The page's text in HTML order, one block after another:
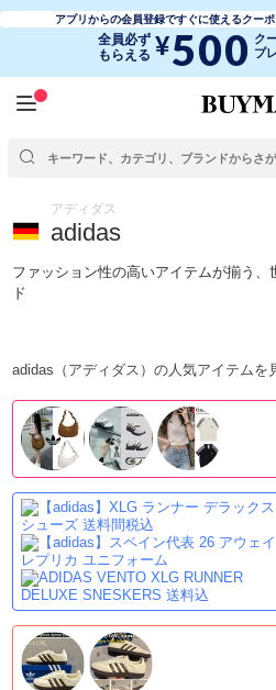
アプリからの会員登録ですぐに使えるクーポ
全員必ず
もらえる ¥500 ク
プ
アディダス
adidas
ファッション性の高いアイテムが揃う
ド
adidas（アディダス）の人気アイテムを